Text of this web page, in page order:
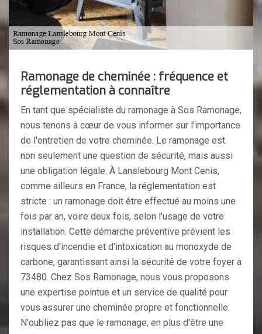
Ramonage de cheminée : fréquence et
réglementation à connaître
En tant que spécialiste du ramonage à Sos Ramonage,
nous tenons à cœur de vous informer sur l'importance
de l'entretien de votre cheminée. Le ramonage est
non seulement une question de sécurité, mais aussi
une obligation légale. À Lanslebourg Mont Cenis,
comme ailleurs en France, la réglementation est
stricte : un ramonage doit être effectué au moins une
fois par an, voire deux fois, selon l'usage de votre
installation. Cette démarche préventive prévient les
risques d'incendie et d'intoxication au monoxyde de
carbone, garantissant ainsi la sécurité de votre foyer à
73480. Chez Sos Ramonage, nous vous proposons
une expertise pointue et un service de qualité pour
vous assurer une cheminée propre et fonctionnelle.
N'oubliez pas que le ramonage, en plus d'être une